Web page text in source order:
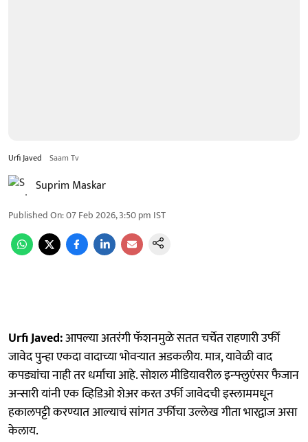
Urfi Javed Saam Tv
Suprim Maskar
Published On:07 Feb 2026, 3:50 pm IST
Urfi Javed:आपल्या अतरंगी फॅशनमुळे सतत चर्चेत राहणारी उर्फी
जावेद पुन्हा एकदा वादाच्या भोवऱ्यात अडकलीय. मात्र, यावेळी वाद
कपड्यांचा नाही तर धर्माचा आहे. सोशल मीडियावरील इन्फ्लुएंसर फैजान
अन्सारी यांनी एक व्हिडिओ शेअर करत उर्फी जावेदची इस्लाममधून
हकालपट्टी करण्यात आल्याचं सांगत उर्फीचा उल्लेख गीता भारद्वाज असा
केलाय.